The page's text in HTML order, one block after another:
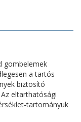
gombelemek
a tartós
biztosító
eltarthatósági
tartományuk